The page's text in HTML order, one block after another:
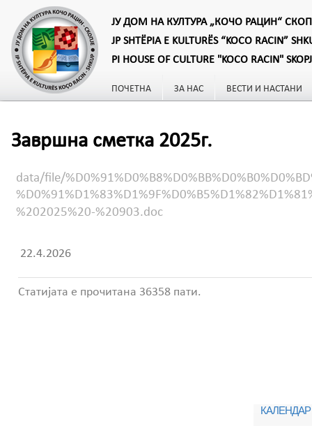
ЈУ ДОМ НА КУЛТУРА „КОЧО РАЦИН“
JP SHTËPIA E KULTURËS “KOCO RACIN”
PI HOUSE OF CULTURE "KOCO RACIN"
ПОЧЕТНА ЗА НАС ВЕСТИ И НАСТАНИ
Завршна сметка 2025г.
data/file/
%202025%20-%20903.doc
22.4.2026
Статијата е прочитана 36358 пати.